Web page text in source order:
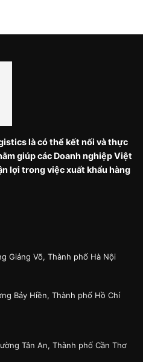
là có thể kết nối và thực
giúp các Doanh nghiệp Việt
lợi trong việc xuất khẩu hàng
Giảng Võ, Thành phố Hà Nội
Bảy Hiền, Thành phố Hồ Chí
Tân An, Thành phố Cần Thơ